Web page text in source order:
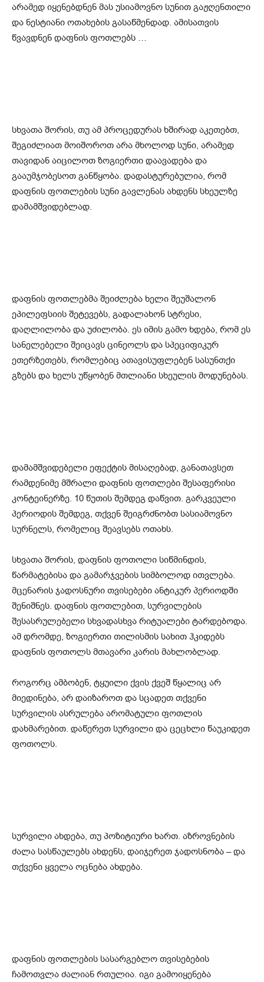
არამედ იყენებდნენ მას უსიამოვნო სუნით გაჟღენთილი
და ნესტიანი ოთახების გასაწმენდად. ამისათვის
წვავდნენ დაფნის ფოთლებს …
სხვათა შორის, თუ ამ პროცედურას ხშირად აკეთებთ,
შეგიძლიათ მოიშოროთ არა მხოლოდ სუნი, არამედ
თავიდან აიცილოთ ზოგიერთი დაავადება და
გააუმჯობესოთ განწყობა. დადასტურებულია, რომ
დაფნის ფოთლების სუნი გავლენას ახდენს სხეულზე
დამამშვიდებლად.
დაფნის ფოთლებმა შეიძლება ხელი შეუშალონ
ეპილეფსიის შეტევებს, გადალახონ სტრესი,
დაღლილობა და უძილობა. ეს იმის გამო ხდება, რომ ეს
სანელებელი შეიცავს ცინეოლს და სპეციფიკურ
ეთერზეთებს, რომლებიც ათავისუფლებენ სასუნთქი
გზებს და ხელს უწყობენ მთლიანი სხეულის მოდუნებას.
დამამშვიდებელი ეფექტის მისაღებად, განათავსეთ
რამდენიმე მშრალი დაფნის ფოთლები შესაფერისი
კონტეინერზე. 10 წუთის შემდეგ დაწვით. გარკვეული
პერიოდის შემდეგ, თქვენ შეიგრძნობთ სასიამოვნო
სურნელს, რომელიც შეავსებს ოთახს.
სხვათა შორის, დაფნის ფოთოლი სიწმინდის,
წარმატებისა და გამარჯვების სიმბოლოდ ითვლება.
მცენარის ჯადოსნური თვისებები ანტიკურ პერიოდში
შენიშნეს. დაფნის ფოთლებით, სურვილების
შესასრულებელი სხვადასხვა რიტუალები ტარდებოდა.
ამ დრომდე, ზოგიერთი თილისმის სახით ჰკიდებს
დაფნის ფოთოლს მთავარი კარის მახლობლად.
როგორც ამბობენ, ტყუილი ქვის ქვეშ წყალიც არ
მიედინება, არ დაიზაროთ და სცადეთ თქვენი
სურვილის ასრულება არომატული ფოთლის
დახმარებით. დაწერეთ სურვილი და ცეცხლი წაუკიდეთ
ფოთოლს.
სურვილი ახდება, თუ პოზიტიური ხართ. აზროვნების
ძალა სასწაულებს ახდენს, დაიჯერეთ ჯადოსნობა – და
თქვენი ყველა ოცნება ახდება.
დაფნის ფოთლების სასარგებლო თვისებების
ჩამოთვლა ძალიან რთულია. იგი გამოიყენება